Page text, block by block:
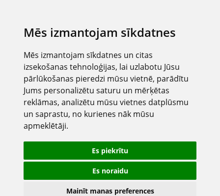
Mēs izmantojam sīkdatnes
Mēs izmantojam sīkdatnes un citas
izsekošanas tehnoloģijas, lai uzlabotu Jūsu
pārlūkošanas pieredzi mūsu vietnē, parādītu
Jums personalizētu saturu un mērķētas
reklāmas, analizētu mūsu vietnes datplūsmu
un saprastu, no kurienes nāk mūsu
apmeklētāji.
Es piekrītu
Es noraidu
Mainīt manas preferences